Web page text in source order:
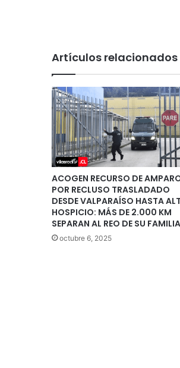
Artículos relacionados
ACOGEN RECURSO DE
POR RECLUSO TRASLADADO
DESDE VALPARAÍSO HASTA
HOSPICIO: MÁS DE 2.000 KM
SEPARAN AL REO DE SU FAMILIA
octubre 6, 2025